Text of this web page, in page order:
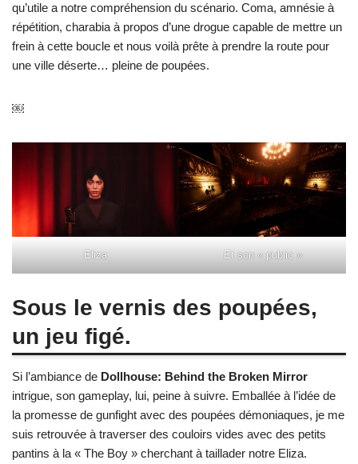
qu’utile a notre compréhension du scénario. Coma, amnésie à
répétition, charabia à propos d’une drogue capable de mettre un
frein à cette boucle et nous voilà prête à prendre la route pour
une ville déserte… pleine de poupées.
￼
Eliza Et son « public »
Sous le vernis des poupées,
un jeu figé.
Si l’ambiance de Dollhouse: Behind the Broken Mirror
intrigue, son gameplay, lui, peine à suivre. Emballée à l’idée de
la promesse de gunfight avec des poupées démoniaques, je me
suis retrouvée à traverser des couloirs vides avec des petits
pantins à la « The Boy » cherchant à taillader notre Eliza.